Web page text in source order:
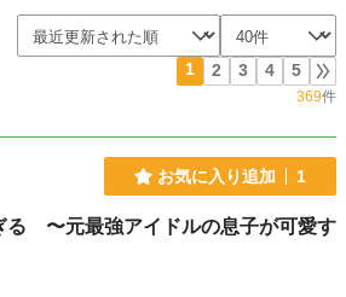
1 2 3 4 5
369件
お気に入り追加 1
る 〜元最強アイドルの息子が可愛す